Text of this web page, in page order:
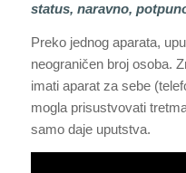
status, naravno,
Preko jednog aparata,
neograničen broj osoba.
imati aparat za sebe
mogla prisustvovati
samo daje uputstva.